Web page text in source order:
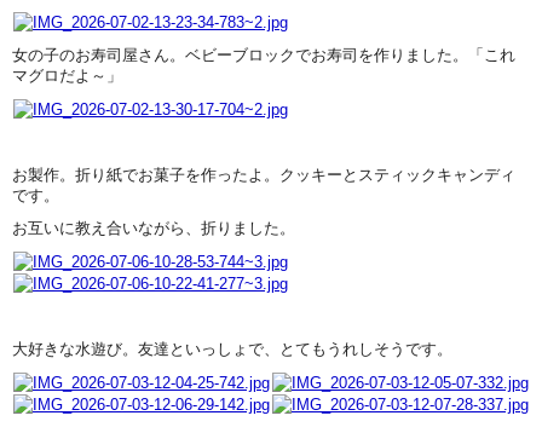
女の子のお寿司屋さん。ベビーブロックでお寿司を作りました。「これ
マグロだよ～」
お製作。折り紙でお菓子を作ったよ。クッキーとスティックキャンディ
です。
お互いに教え合いながら、折りました。
大好きな水遊び。友達といっしょで、とてもうれしそうです。